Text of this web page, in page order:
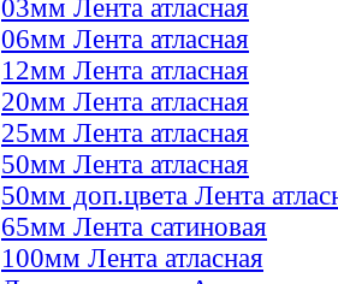
03мм Лента атласная
06мм Лента атласная
12мм Лента атласная
20мм Лента атласная
25мм Лента атласная
50мм Лента атласная
50мм доп.цвета Лента
65мм Лента сатиновая
100мм Лента атласная